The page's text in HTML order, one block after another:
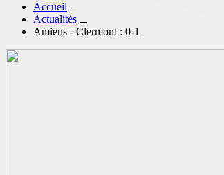
Accueil
Actualités
Amiens - Clermont : 0-1